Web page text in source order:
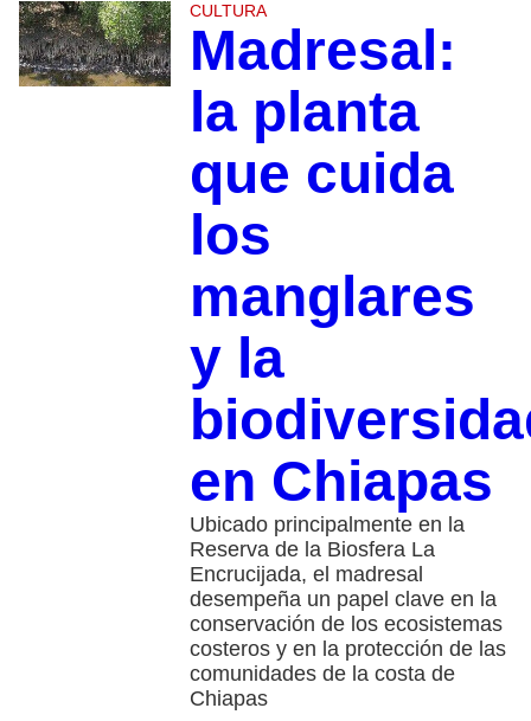
CULTURA
Madresal:
la planta
que cuida
los
manglares
y la
en Chiapas
Ubicado principalmente en la
Reserva de la Biosfera La
Encrucijada, el madresal
desempeña un papel clave en la
conservación de los ecosistemas
costeros y en la protección de las
comunidades de la costa de
Chiapas